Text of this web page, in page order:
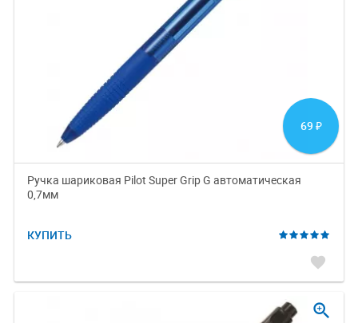
69 ₽
Ручка шариковая Pilot Super Grip G автоматическая
0,7мм
КУПИТЬ
favorite
zoom_in